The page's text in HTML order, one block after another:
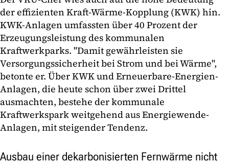
der effizienten Kraft-Wärme-Kopplung (KWK) hin.
KWK-Anlagen umfassten über 40 Prozent der
Erzeugungsleistung des kommunalen
Kraftwerkparks. "Damit gewährleisten sie
Versorgungssicherheit bei Strom und bei Wärme",
betonte er. Über KWK und Erneuerbare-Energien-
Anlagen, die heute schon über zwei Drittel
ausmachten, bestehe der kommunale
Kraftwerkspark weitgehend aus Energiewende-
Anlagen, mit steigender Tendenz.
Ausbau einer dekarbonisierten Fernwärme nicht